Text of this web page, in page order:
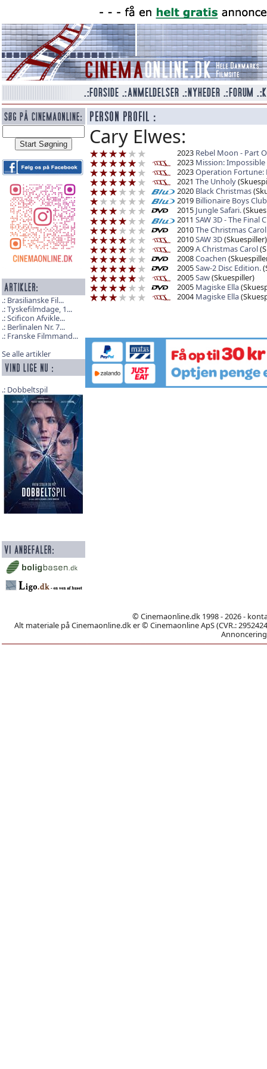
Brasilianske Fil...
Tyskefilmdage, 1...
Scificon Afvikle...
Berlinalen Nr. 7...
Franske Filmmand...
Se alle artikler
Dobbeltspil
Cary Elwes:
2023 Rebel Moon - Part
2023 Mission:
2023Operation Fortune:
2021 The Unholy
2020 Black Christmas
2019 Billionaire Boys
2015 Jungle Safari.
2011 SAW 3D - The Final
2010The Christmas
2010SAW 3D(Skuespiller)
2009A Christmas Carol
2008Coachen
2005Saw-2 Disc Edition.
2005Saw(Skuespiller)
2005 Magiske Ella
2004 Magiske Ella
© Cinemaonline.dk 1998 - 2026 -
Alt materiale på Cinemaonline.dk er © Cinemaonline ApS (CVR.: